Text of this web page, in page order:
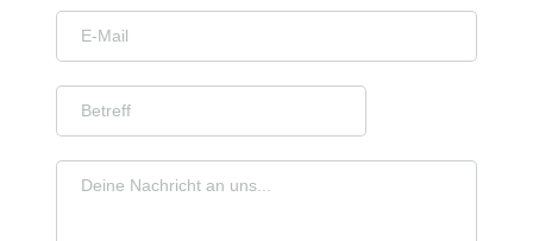
Datenänderung senden